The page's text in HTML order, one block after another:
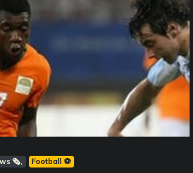
🗞️ Football ⚽️